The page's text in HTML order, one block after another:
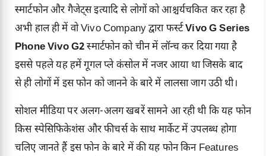
स्मार्टफोन और गैजेट्स इत्यादि से लोगों को आश्चर्यचकित कर रहा है
अभी हाल ही में वोVivo Companyद्वारा फर्स्टVivo G Series
Phone Vivo G2स्मार्टफोन को चीन में लॉन्च कर दिया गया है
इससे पहले यह हमें गूगल प्ले कंसोल में नजर आया था जिसके बाद
से ही लोगों में इस फोन को जानने के बारे में लालसा जाग उठी थी।
सोशल मीडिया पर अलग-अलग खबरें सामने आ रही थी कि यह फोन
किस स्पेसिफिकेशंस और फीचर्स के साथ मार्केट में उपलब्ध होगा
चलिए जानते हैं इस फोन के बारे में की यह फोन किन Features